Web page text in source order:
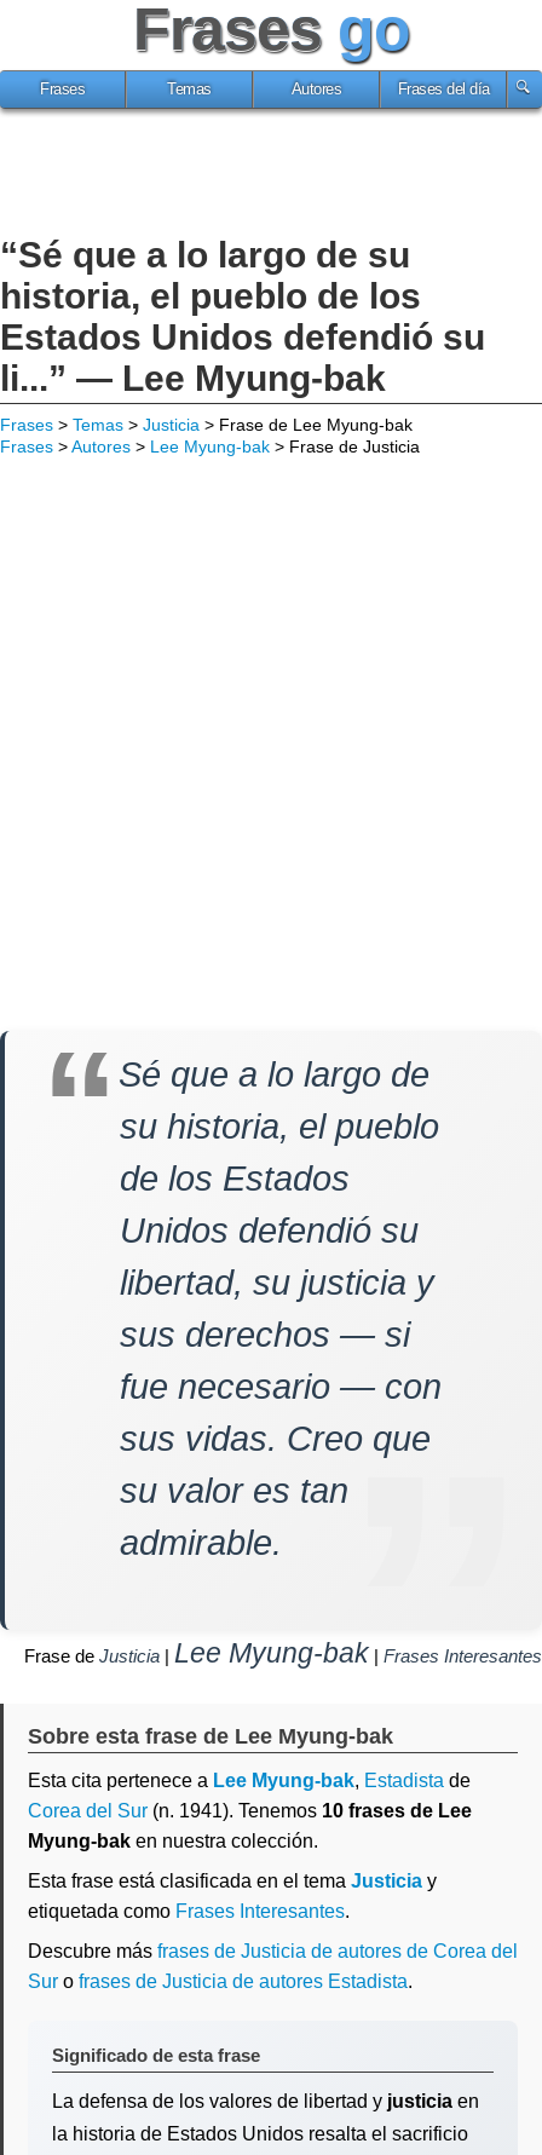
Frases go
Frases Temas Autores Frases del día
“Sé que a lo largo de su
historia, el pueblo de los
Estados Unidos defendió su
li...” — Lee Myung-bak
Frases > Temas > Justicia > Frase de Lee Myung-bak
Frases >Autores > Lee Myung-bak > Frase de Justicia
Sé que a lo largo de
su historia, el pueblo
de los Estados
Unidos defendió su
libertad, su justicia y
sus derechos — si
fue necesario — con
sus vidas. Creo que
su valor es tan
admirable.
Frase de Justicia | Lee Myung-bak | Frases Interesantes
Sobre esta frase de Lee Myung-bak
Esta cita pertenece a Lee Myung-bak, Estadista de
Corea del Sur (n. 1941). Tenemos 10 frases de Lee
Myung-bak en nuestra colección.
Esta frase está clasificada en el tema Justicia y
etiquetada como Frases Interesantes.
Descubre más frases de Justicia de autores de Corea del
Sur o frases de Justicia de autores Estadista.
Significado de esta frase
La defensa de los valores de libertad y justicia en
la historia de Estados Unidos resalta el sacrificio